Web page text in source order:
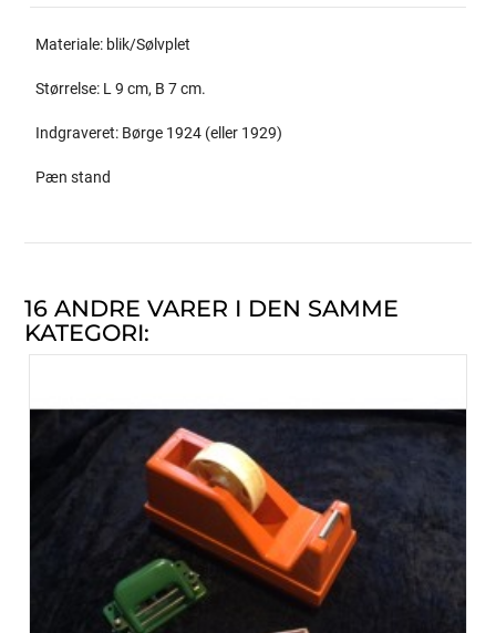
Materiale: blik/Sølvplet
Størrelse: L 9 cm, B 7 cm.
Indgraveret: Børge 1924 (eller 1929)
Pæn stand
16 ANDRE VARER I DEN SAMME
KATEGORI: